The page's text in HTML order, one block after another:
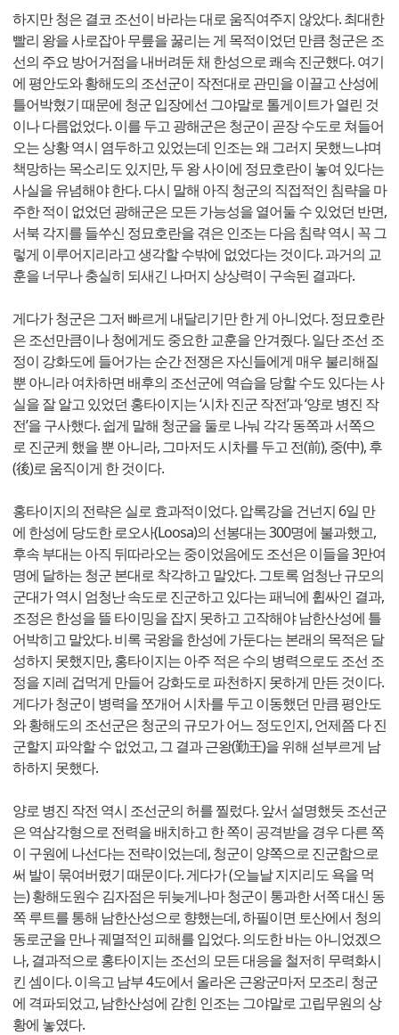
하지만 청은 결코 조선이 바라는 대로 움직여주지 않았다. 최대한
빨리 왕을 사로잡아 무릎을 꿇리는 게 목적이었던 만큼 청군은 조
선의 주요 방어거점을 내버려둔 채 한성으로 쾌속 진군했다. 여기
에 평안도와 황해도의 조선군이 작전대로 관민을 이끌고 산성에
틀어박혔기 때문에 청군 입장에선 그야말로 톨게이트가 열린 것
이나 다름없었다. 이를 두고 광해군은 청군이 곧장 수도로 쳐들어
오는 상황 역시 염두하고 있었는데 인조는 왜 그러지 못했느냐며
책망하는 목소리도 있지만, 두 왕 사이에 정묘호란이 놓여 있다는
사실을 유념해야 한다. 다시 말해 아직 청군의 직접적인 침략을 마
주한 적이 없었던 광해군은 모든 가능성을 열어둘 수 있었던 반면,
서북 각지를 들쑤신 정묘호란을 겪은 인조는 다음 침략 역시 꼭 그
렇게 이루어지리라고 생각할 수밖에 없었다는 것이다. 과거의 교
훈을 너무나 충실히 되새긴 나머지 상상력이 구속된 결과다.
게다가 청군은 그저 빠르게 내달리기만 한 게 아니었다. 정묘호란
은 조선만큼이나 청에게도 중요한 교훈을 안겨줬다. 일단 조선 조
정이 강화도에 들어가는 순간 전쟁은 자신들에게 매우 불리해질
뿐 아니라 여차하면 배후의 조선군에 역습을 당할 수도 있다는 사
실을 잘 알고 있었던 홍타이지는 ‘시차 진군 작전’과 ‘양로 병진 작
전’을 구사했다. 쉽게 말해 청군을 둘로 나눠 각각 동쪽과 서쪽으
로 진군케 했을 뿐 아니라, 그마저도 시차를 두고 전(前), 중(中), 후
(後)로 움직이게 한 것이다.
홍타이지의 전략은 실로 효과적이었다. 압록강을 건넌지 6일 만
에 한성에 당도한 로오사(Loosa)의 선봉대는 300명에 불과했고,
후속 부대는 아직 뒤따라오는 중이었음에도 조선은 이들을 3만여
명에 달하는 청군 본대로 착각하고 말았다. 그토록 엄청난 규모의
군대가 역시 엄청난 속도로 진군하고 있다는 패닉에 휩싸인 결과,
조정은 한성을 뜰 타이밍을 잡지 못하고 고작해야 남한산성에 틀
어박히고 말았다. 비록 국왕을 한성에 가둔다는 본래의 목적은 달
성하지 못했지만, 홍타이지는 아주 적은 수의 병력으로도 조선 조
정을 지레 겁먹게 만들어 강화도로 파천하지 못하게 만든 것이다.
게다가 청군이 병력을 쪼개어 시차를 두고 이동했던 만큼 평안도
와 황해도의 조선군은 청군의 규모가 어느 정도인지, 언제쯤 다 진
군할지 파악할 수 없었고, 그 결과 근왕(勤王)을 위해 섣부르게 남
하하지 못했다.
양로 병진 작전 역시 조선군의 허를 찔렀다. 앞서 설명했듯 조선군
은 역삼각형으로 전력을 배치하고 한 쪽이 공격받을 경우 다른 쪽
이 구원에 나선다는 전략이었는데, 청군이 양쪽으로 진군함으로
써 발이 묶여버렸기 때문이다. 게다가 (오늘날 지지리도 욕을 먹
는) 황해도원수 김자점은 뒤늦게나마 청군이 통과한 서쪽 대신 동
쪽 루트를 통해 남한산성으로 향했는데, 하필이면 토산에서 청의
동로군을 만나 궤멸적인 피해를 입었다. 의도한 바는 아니었겠으
나, 결과적으로 홍타이지는 조선의 모든 대응을 철저히 무력화시
킨 셈이다. 이윽고 남부 4도에서 올라온 근왕군마저 모조리 청군
에 격파되었고, 남한산성에 갇힌 인조는 그야말로 고립무원의 상
황에 놓였다.